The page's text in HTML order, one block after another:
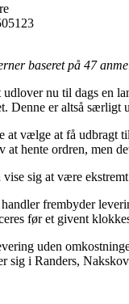
baseret på 47
udlover nu til dags en
Denne er altså
vælge at få udbragt
at hente ordren, men
sig at være
frembyder
før et givent
uden
sig i Randers,